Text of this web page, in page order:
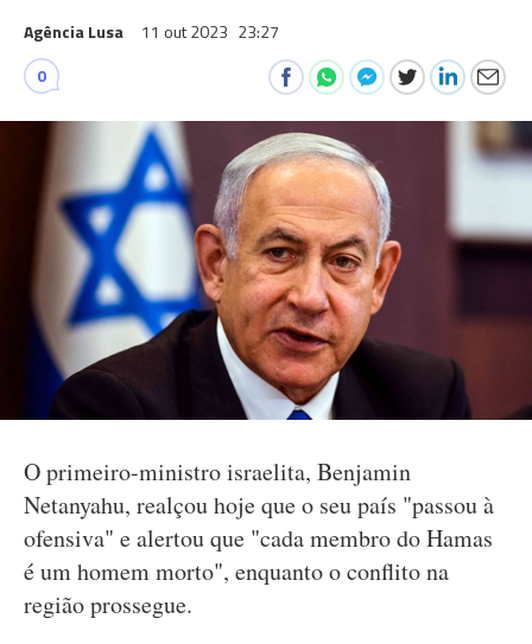
Agência Lusa 11 out 2023 23:27
0
O primeiro-ministro israelita, Benjamin
Netanyahu, realçou hoje que o seu país "passou à
ofensiva" e alertou que "cada membro do Hamas
é um homem morto", enquanto o conflito na
região prossegue.